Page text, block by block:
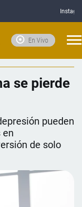
En Vivo
se pierde
pueden
en
de solo